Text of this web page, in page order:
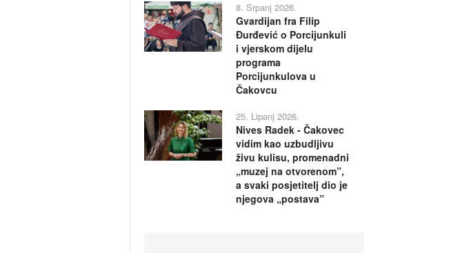
8. Srpanj 2026.
Gvardijan fra Filip
Đurđević o Porcijunkuli
i vjerskom dijelu
programa
Porcijunkulova u
Čakovcu
25. Lipanj 2026.
Nives Radek - Čakovec
vidim kao uzbudljivu
živu kulisu, promenadni
„muzej na otvorenom”,
a svaki posjetitelj dio je
njegova „postava”